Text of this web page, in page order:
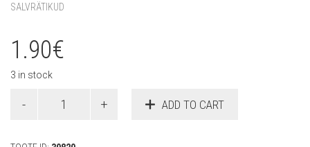
SALVRÄTIKUD
1.90€
3 in stock
"Roheline
ADD TO CART